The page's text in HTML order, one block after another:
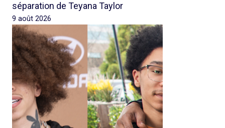
séparation de Teyana Taylor
9 août 2026